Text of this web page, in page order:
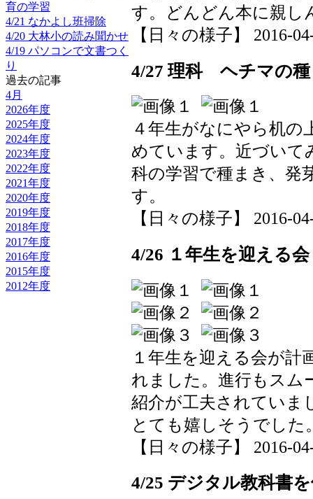
育の学習
4/21 なかよし班掃除
4/20 大林小の読み聞かせ
4/19 パソコンで文書つく
り
過去の記事
4月
2026年度
2025年度
2024年度
2023年度
2022年度
2021年度
2020年度
2019年度
2018年度
2017年度
2016年度
2015年度
2012年度
す。どんどん本に親し
【日々の様子】 2016-
4/27 理科 ヘチマの種
４年生がなにやら机
めています。近づいて
科の学習で種まき、発
す。
【日々の様子】 2016-
4/26 １年生を迎える会
１年生を迎える会が計
れました。進行もスム
紹介が工夫されていま
とても嬉しそうでした
【日々の様子】 2016-
4/25 デジタル教科書